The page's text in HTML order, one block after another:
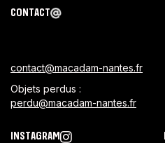
CONTACT
contact@macadam-nantes.fr
Objets perdus :
perdu@macadam-nantes.fr
INSTAGRAM